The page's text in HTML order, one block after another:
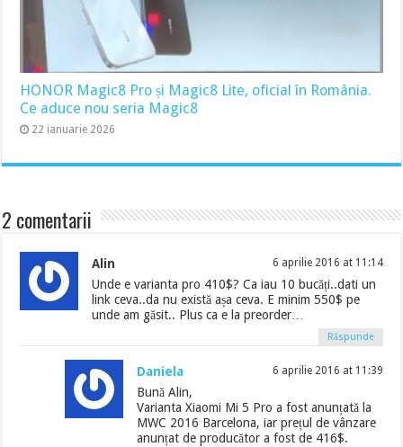
HONOR Magic8 Pro și Magic8 Lite, oficial în România.
Ce aduce nou seria Magic8
22 ianuarie 2026
2 comentarii
Alin 6 aprilie 2016 at 11:14
Unde e varianta pro 410$? Ca iau 10 bucăți..dati un
link ceva..da nu există așa ceva. E minim 550$ pe
unde am găsit.. Plus ca e la preorder…
Răspunde
Daniela 6 aprilie 2016 at 11:39
Bună Alin,
Varianta Xiaomi Mi 5 Pro a fost anunțată la
MWC 2016 Barcelona, iar prețul de vânzare
anunțat de producător a fost de 416$.